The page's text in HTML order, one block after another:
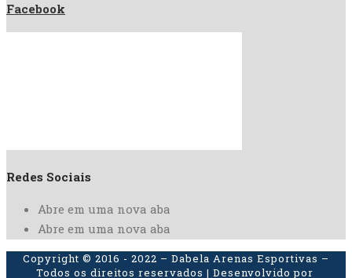
Facebook
Redes Sociais
Abre em uma nova aba
Abre em uma nova aba
Copyright © 2016 - 2022 – Dabela Arenas Esportivas –
Todos os direitos reservados | Desenvolvido por